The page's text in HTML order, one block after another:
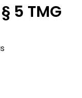
5 TMG